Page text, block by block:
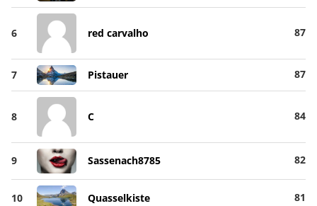
6 red carvalho 87
7 Pistauer 87
8 C 84
9 Sassenach8785 82
10 Quasselkiste 81